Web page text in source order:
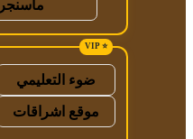
ضوء التعليمي
موقع اشراقات